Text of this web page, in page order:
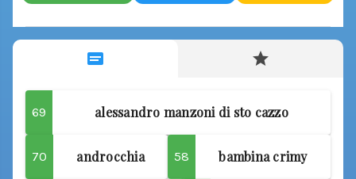
69 alessandro manzoni di sto cazzo
70 androcchia 58 bambina crimy